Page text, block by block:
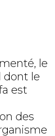
le
dont le
est
des